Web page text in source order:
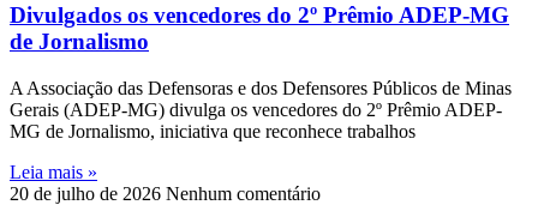
Divulgados os vencedores do 2º Prêmio ADEP-MG
de Jornalismo
A Associação das Defensoras e dos Defensores Públicos de Minas
Gerais (ADEP-MG) divulga os vencedores do 2º Prêmio ADEP-
MG de Jornalismo, iniciativa que reconhece trabalhos
Leia mais »
20 de julho de 2026 Nenhum comentário